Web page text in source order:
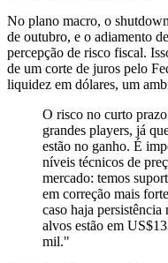
No plano macro, o
de outubro, e o adiamento
percepção de risco fiscal.
de um corte de juros pelo
liquidez em dólares, um
O risco no curto
grandes players, já
estão no ganho. É
níveis técnicos de
mercado: temos
em correção mais
caso haja
alvos estão em
mil."